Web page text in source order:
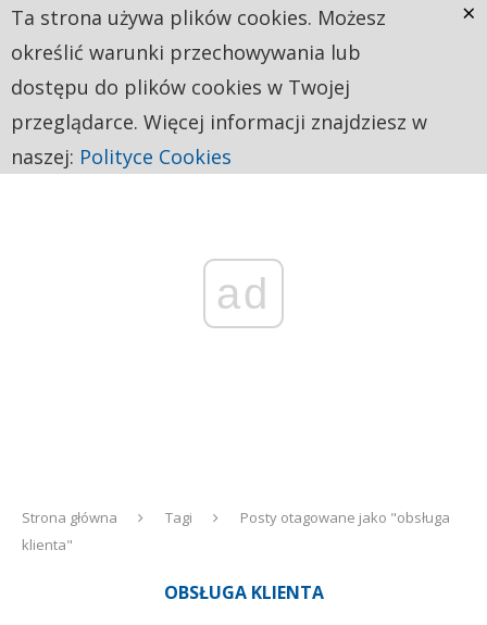
ad
Strona główna Tagi
Posty otagowane jako "obsługa
klienta"
OBSŁUGA KLIENTA
Ta strona używa plików cookies. Możesz
określić warunki przechowywania lub
dostępu do plików cookies w Twojej
przeglądarce. Więcej informacji znajdziesz w
naszej: Polityce Cookies
×